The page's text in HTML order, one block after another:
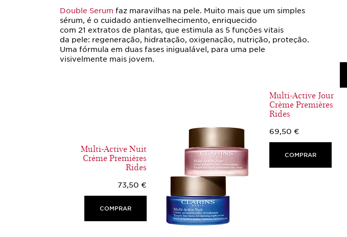
Double Serum faz maravilhas na pele. Muito mais que um simples
sérum, é o cuidado antienvelhecimento, enriquecido
com 21 extratos de plantas, que estimula as 5 funções vitais
da pele: regeneração, hidratação, oxigenação, nutrição, proteção.
Uma fórmula em duas fases inigualável, para uma pele
visivelmente mais jovem.
Multi-Active Nuit
Crème Premières
Rides
73,50 €
COMPRAR
Multi-Active Jour
Crème Premières
Rides
69,50 €
COMPRAR